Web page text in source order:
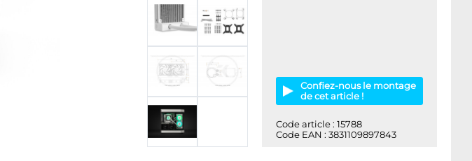
Confiez-nous le montage
de cet article !
Code article : 15788
Code EAN : 3831109897843